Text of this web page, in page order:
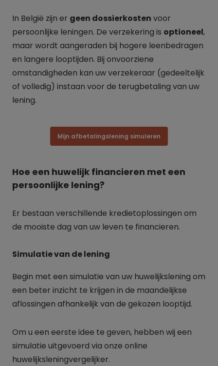
In België zijn er geen dossierkosten voor
persoonlijke leningen. De verzekering is optioneel,
maar wordt aangeraden bij hogere leenbedragen
en langere looptijden. Bij onvoorziene
omstandigheden kan uw verzekeraar (gedeeltelijk
of volledig) instaan voor de terugbetaling van uw
lening.
Mijn afbetalingslening simuleren
Hoe een huwelijk financieren met een
persoonlijke lening?
Er bestaan verschillende kredietoplossingen om
de mooiste dag van uw leven te financieren.
Simulatie van de lening
Begin met een simulatie van uw huwelijkslening om
een beter inzicht te krijgen in de maandelijkse
aflossingen afhankelijk van de gekozen looptijd.
Om u een eerste idee te geven, hebben wij een
simulatie uitgevoerd via onze online
huwelijksleningvergelijker.